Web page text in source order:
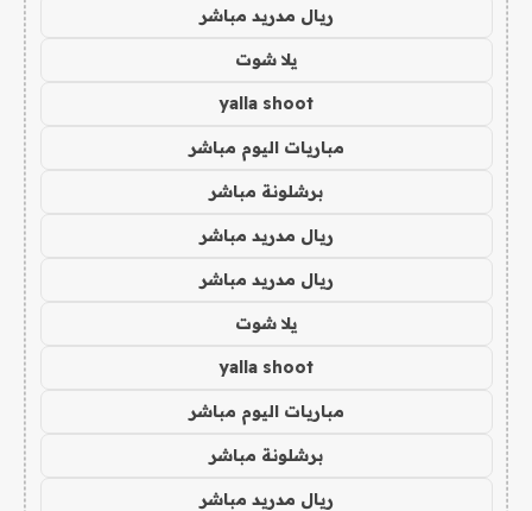
ريال مدريد مباشر
يلا شوت
yalla shoot
مباريات اليوم مباشر
برشلونة مباشر
ريال مدريد مباشر
ريال مدريد مباشر
يلا شوت
yalla shoot
مباريات اليوم مباشر
برشلونة مباشر
ريال مدريد مباشر